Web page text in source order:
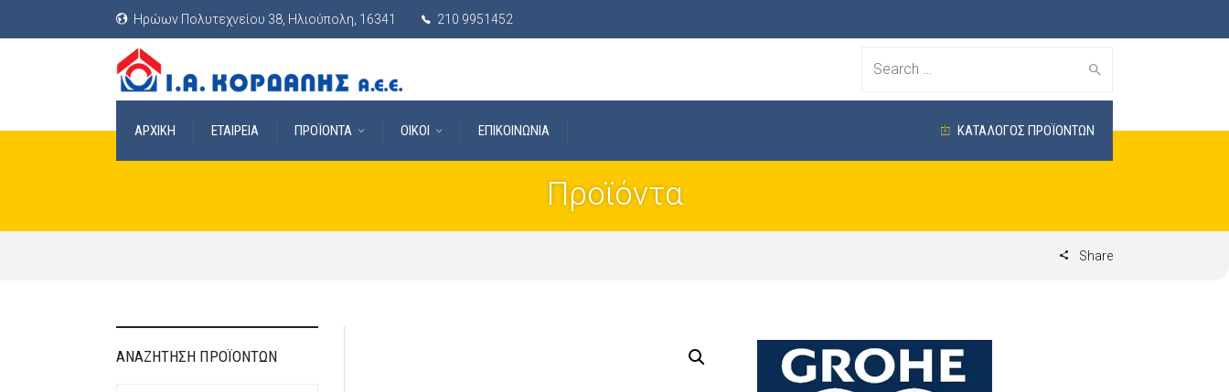
Ηρώων Πολυτεχνείου 38, Ηλιούπολη, 16341 210 9951452
Search
ΑΡΧΙΚΗ ΕΤΑΙΡΕΙΑ ΠΡΟΪΟΝΤΑ OIKOI ΕΠΙΚΟΙΝΩΝΙΑ ΚΑΤΑΛΟΓΟΣ ΠΡΟΪΟΝΤΩΝ
Προϊόντα
Share
ΑΝΑΖΗΤΗΣΗ ΠΡΟΪΟΝΤΩΝ